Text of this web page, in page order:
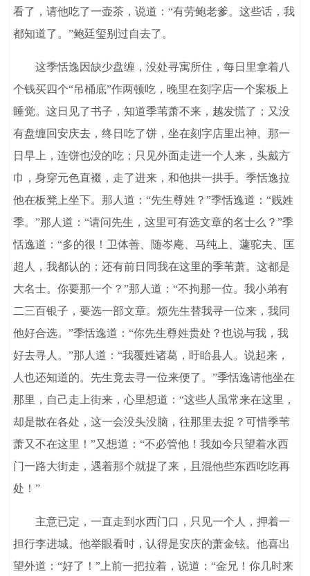
看了，请他吃了一壶茶，说道：“有劳鲍老爹。这些话，我
都知道了。”鲍廷玺别过自去了。
这季恬逸因缺少盘缠，没处寻寓所住，每日里拿着八
个钱买四个“吊桶底”作两顿吃，晚里在刻字店一个案板上
睡觉。这日见了书子，知道季苇萧不来，越发慌了；又没
有盘缠回安庆去，终日吃了饼，坐在刻字店里出神。那一
日早上，连饼也没的吃；只见外面走进一个人来，头戴方
巾，身穿元色直裰，走了进来，和他拱一拱手。季恬逸拉
他在板凳上坐下。那人道：“先生尊姓？”季恬逸道：“贱姓
季。”那人道：“请问先生，这里可有选文章的名士么？”季
恬逸道：“多的很！卫体善、随岑庵、马纯上、蘧驼夫、匡
超人，我都认的；还有前日同我在这里的季苇萧。这都是
大名士。你要那一个？”那人道：“不拘那一位。我小弟有
二三百银子，要选一部文章。烦先生替我寻一位来，我同
他好合选。”季恬逸道：“你先生尊姓贵处？也说与我，我
好去寻人。”那人道：“我覆姓诸葛，盱眙县人。说起来，
人也还知道的。先生竟去寻一位来便了。”季恬逸请他坐在
那里，自己走上街来，心里想道：“这些人虽常来在这里，
却是散在各处，这一会没头没脑，往那里去捉？可惜季苇
萧又不在这里！”又想道：“不必管他！我如今只望着水西
门一路大街走，遇着那个就捉了来，且混他些东西吃吃再
处！”
主意已定，一直走到水西门口，只见一个人，押着一
担行李进城。他举眼看时，认得是安庆的萧金铉。他喜出
望外道：“好了！”上前一把拉着，说道：“金兄！你几时来